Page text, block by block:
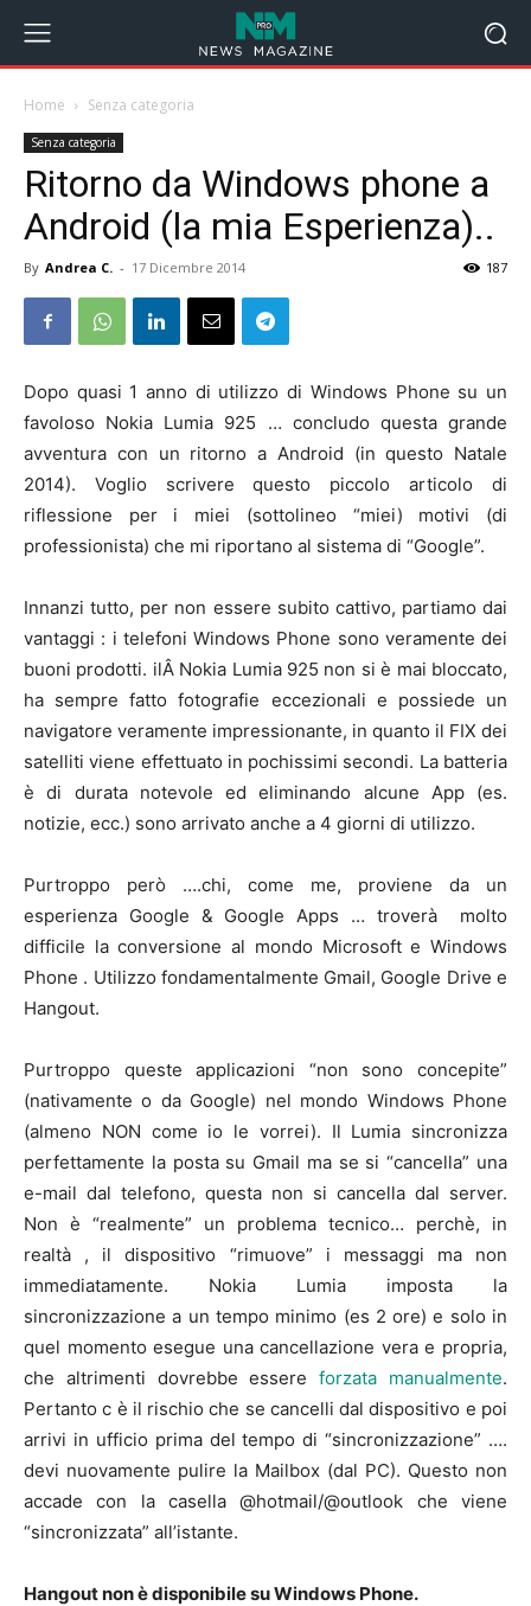
Home Senza categoria
Senza categoria
Ritorno da Windows phone a
Android (la mia Esperienza)..
By Andrea C. - 17 Dicembre 2014 187
Dopo quasi 1 anno di utilizzo di Windows Phone su un
favoloso Nokia Lumia 925 … concludo questa grande
avventura con un ritorno a Android (in questo Natale
2014). Voglio scrivere questo piccolo articolo di
riflessione per i miei (sottolineo “miei) motivi (di
professionista) che mi riportano al sistema di “Google”.
Innanzi tutto, per non essere subito cattivo, partiamo dai
vantaggi : i telefoni Windows Phone sono veramente dei
buoni prodotti. ilÂ Nokia Lumia 925 non si è mai bloccato,
ha sempre fatto fotografie eccezionali e possiede un
navigatore veramente impressionante, in quanto il FIX dei
satelliti viene effettuato in pochissimi secondi. La batteria
è di durata notevole ed eliminando alcune App (es.
notizie, ecc.) sono arrivato anche a 4 giorni di utilizzo.
Purtroppo però ….chi, come me, proviene da un
esperienza Google & Google Apps … troverà molto
difficile la conversione al mondo Microsoft e Windows
Phone . Utilizzo fondamentalmente Gmail, Google Drive e
Hangout.
Purtroppo queste applicazioni “non sono concepite”
(nativamente o da Google) nel mondo Windows Phone
(almeno NON come io le vorrei). Il Lumia sincronizza
perfettamente la posta su Gmail ma se si “cancella” una
e-mail dal telefono, questa non si cancella dal server.
Non è “realmente” un problema tecnico… perchè, in
realtà , il dispositivo “rimuove” i messaggi ma non
immediatamente. Nokia Lumia imposta la
sincronizzazione a un tempo minimo (es 2 ore) e solo in
quel momento esegue una cancellazione vera e propria,
che altrimenti dovrebbe essereforzata manualmente.
Pertanto c è il rischio che se cancelli dal dispositivo e poi
arrivi in ufficio prima del tempo di “sincronizzazione” ….
devi nuovamente pulire la Mailbox (dal PC). Questo non
accade con la casella @hotmail/@outlook che viene
“sincronizzata” all’istante.
Hangout non è disponibile su Windows Phone.